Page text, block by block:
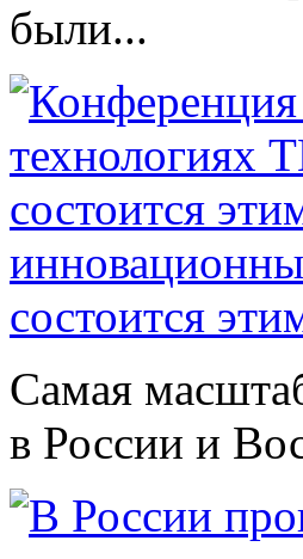
были...
состоится
Самая
в России и